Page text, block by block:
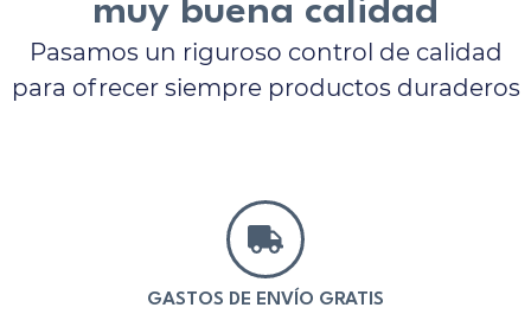
muy buena calidad
Pasamos un riguroso control de calidad
para ofrecer siempre productos duraderos
GASTOS DE ENVÍO GRATIS